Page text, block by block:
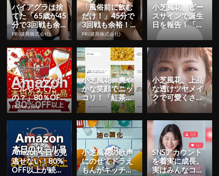
バイアグラは捨
てた「65歳が45
分で3回戦も余
裕」980円で朝
まで絶好調！
PR(健商株式会社)
「風俗前に飲む
だけ！」45分で
3回戦も余裕！1
日31円で朝まで
絶好調
PR(健商株式会社)
小芝風花、ピー
スサインで誕生
日を報告！「中
身もお芝居も、
成長できるよう
に頑張りま...
「え、こんなセ
ールやってた
の？」80％OFF
以上が続々登
場！Amazonの本
PR(Amazon)
小芝風花、爽や
かな笑顔でニッ
コリ！「紅茶花
伝」新CMが10
月12日から公開
| ...
小芝風花、上品
な透けツヤメイ
クで可愛くささ
やく！キャンメ
イク新CM&メイ
キング映...
Amazon今日も見
逃せない！80%
OFF以上が続々
小芝風花の歌声
にのせてドラえ
もんがキッチン
SNSアカウント
を着実に成長。
実はみんなココ